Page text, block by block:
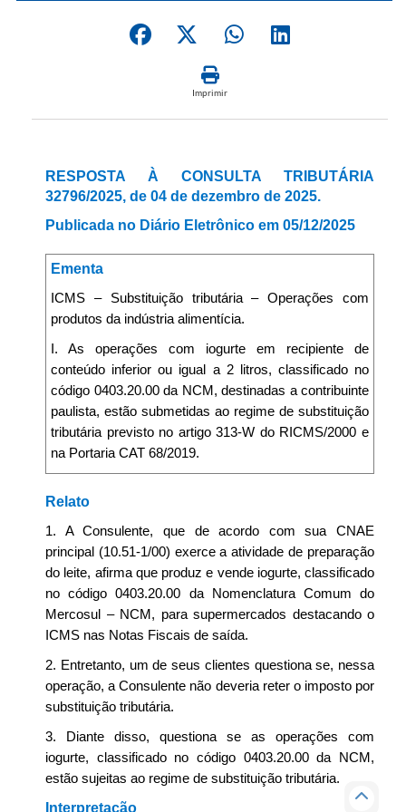
Imprimir
RESPOSTA À CONSULTA TRIBUTÁRIA
32796/2025, de 04 de dezembro de 2025.
Publicada no Diário Eletrônico em 05/12/2025
Ementa
ICMS – Substituição tributária – Operações com
produtos da indústria alimentícia.
I. As operações com iogurte em recipiente de
conteúdo inferior ou igual a 2 litros, classificado no
código 0403.20.00 da NCM, destinadas a contribuinte
paulista, estão submetidas ao regime de substituição
tributária previsto no artigo 313-W do RICMS/2000 e
na Portaria CAT 68/2019.
Relato
1. A Consulente, que de acordo com sua CNAE
principal (10.51-1/00) exerce a atividade de preparação
do leite, afirma que produz e vende iogurte, classificado
no código 0403.20.00 da Nomenclatura Comum do
Mercosul – NCM, para supermercados destacando o
ICMS nas Notas Fiscais de saída.
2. Entretanto, um de seus clientes questiona se, nessa
operação, a Consulente não deveria reter o imposto por
substituição tributária.
3. Diante disso, questiona se as operações com
iogurte, classificado no código 0403.20.00 da NCM,
estão sujeitas ao regime de substituição tributária.
Interpretação